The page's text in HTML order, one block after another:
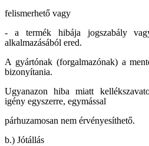
felismerhető vagy
- a termék hibája jogszabály
alkalmazásából ered.
A gyártónak (forgalmazónak) a
bizonyítania.
Ugyanazon hiba miatt
igény egyszerre, egymással
párhuzamosan nem érvényesíthető.
b.) Jótállás